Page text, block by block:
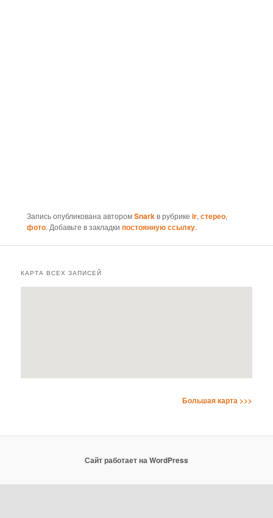
Запись опубликована авторомSnark в рубрике ir, стерео,
фото. Добавьте в закладки постоянную ссылку.
КАРТА ВСЕХ ЗАПИСЕЙ
Большая карта >>>
Сайт работает на WordPress